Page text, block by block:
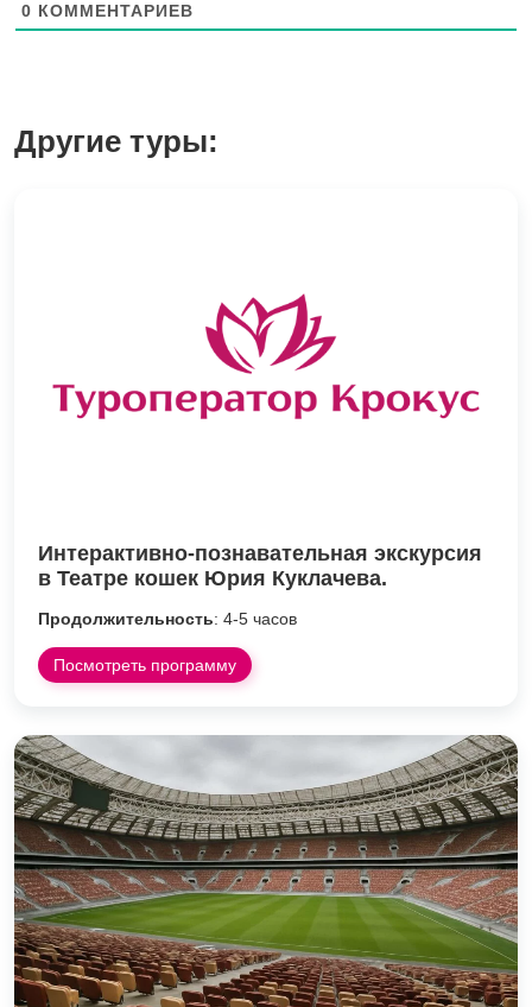
0 КОММЕНТАРИЕВ
Другие туры:
Интерактивно-познавательная экскурсия
в Театре кошек Юрия Куклачева.
Продолжительность: 4-5 часов
Посмотреть программу